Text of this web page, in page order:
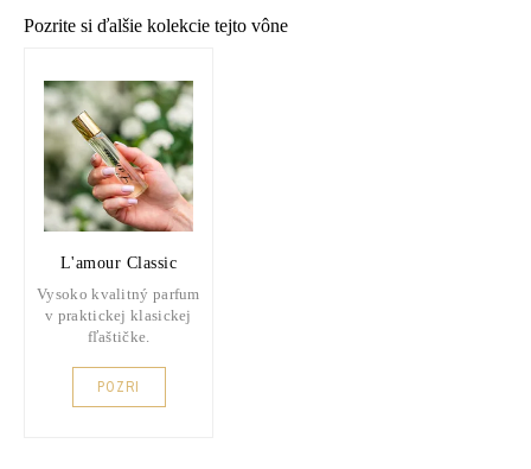
Pozrite si ďalšie kolekcie tejto vône
L'amour Classic
Vysoko kvalitný parfum
v praktickej klasickej
fľaštičke.
POZRI